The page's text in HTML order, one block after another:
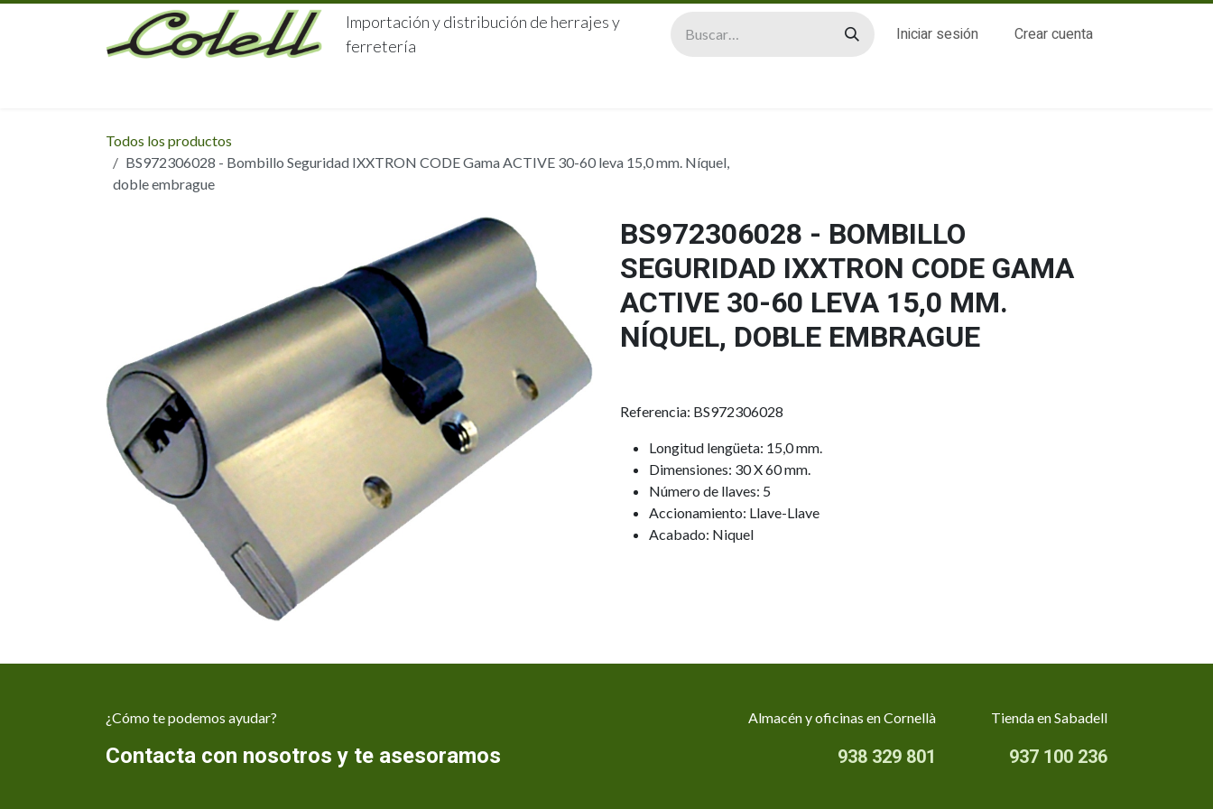
Ir al contenido
Importación y distribución de herrajes y
ferretería
Iniciar sesión Crear cuenta
Todos los productos
BS972306028 - Bombillo Seguridad IXXTRON CODE Gama ACTIVE 30-60 leva 15,0 mm. Níquel,
doble embrague
BS972306028 - BOMBILLO
SEGURIDAD IXXTRON CODE GAMA
ACTIVE 30-60 LEVA 15,0 MM.
NÍQUEL, DOBLE EMBRAGUE
Referencia: BS972306028
Longitud lengüeta: 15,0 mm.
Dimensiones: 30 X 60 mm.
Número de llaves: 5
Accionamiento: Llave-Llave
Acabado: Niquel
¿Cómo te podemos ayudar?
Contacta con nosotros y te asesoramos
Almacén y oficinas en Cornellà
938 329 801
Tienda en Sabadell
937 100 236